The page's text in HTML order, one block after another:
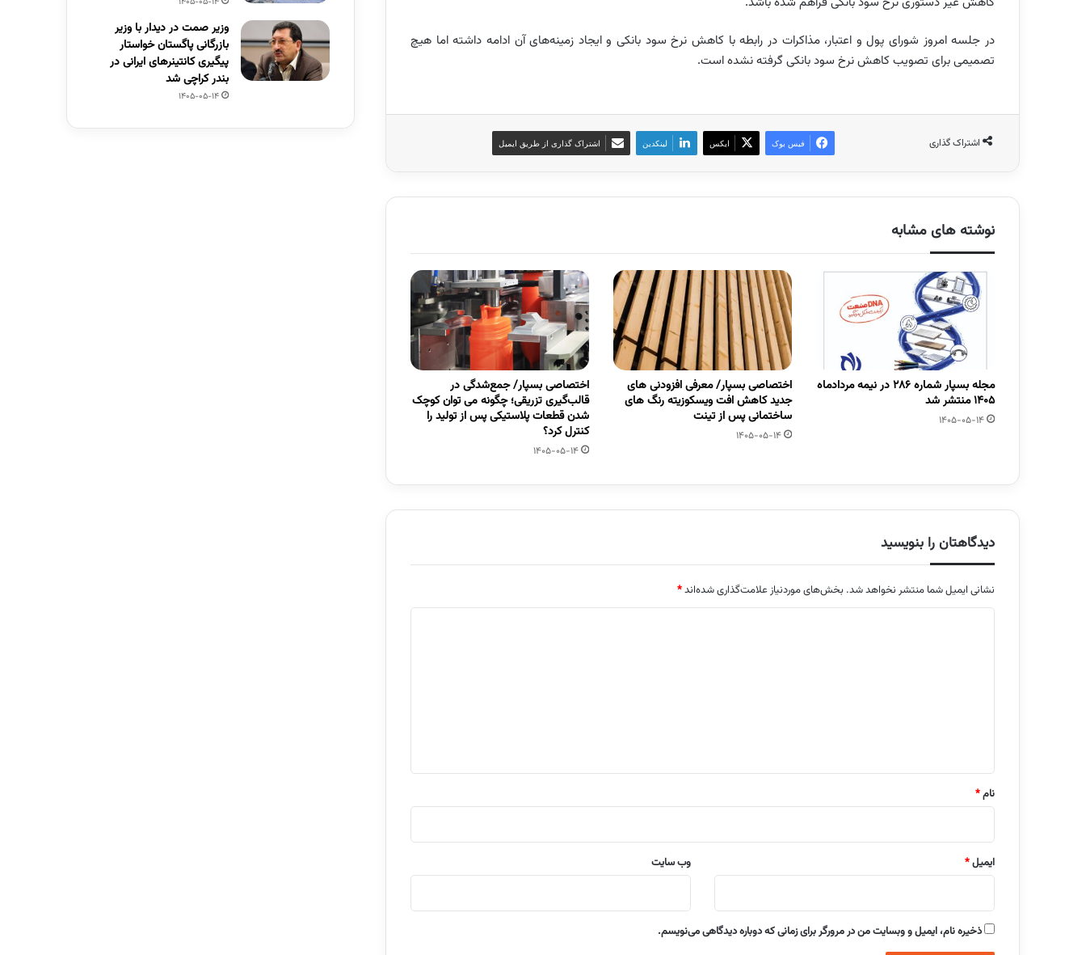
در جلسه امروز شورای پول و اعتبار، مذاکرات در رابطه با کاهش نرخ سود بانکی و ایجاد زمینه‌های آن ادامه داشته اما هیچ
تصمیمی برای تصویب کاهش نرخ سود بانکی گرفته نشده است.
اشتراک گذاری فیس بوک ایکس لینکدین اشتراک گذاری از طریق ایمیل
نوشته های مشابه
مجله بسپار شماره 286 در نیمه مردادماه
1405 منتشر شد
1405-05-14
اختصاصی بسپار/ معرفی افزودنی های
جدید کاهش افت ویسکوزیته رنگ های
ساختمانی پس از تینت
1405-05-14
اختصاصی بسپار/ جمع‌شدگی در
قالب‌گیری تزریقی؛ چگونه می توان کوچک
شدن قطعات پلاستیکی پس از تولید را
کنترل کرد؟
1405-05-14
دیدگاهتان را بنویسید
نشانی ایمیل شما منتشر نخواهد شد. بخش‌های موردنیاز علامت‌گذاری شده‌اند*
نام*
ایمیل* وب‌ سایت
ذخیره نام، ایمیل و وبسایت من در مرورگر برای زمانی که دوباره دیدگاهی می‌نویسم.
وزیر صمت در دیدار با وزیر
بازرگانی پاگستان خواستار
پیگیری کانتینرهای ایرانی در
بندر کراچی شد
1405-05-14